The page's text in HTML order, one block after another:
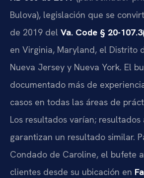
Bulova), legislación que se
de 2019 del Va. Code § 20-
en Virginia, Maryland, el Distrito
Nueva Jersey y Nueva York. El
documentado más de
casos en todas las áreas de
Los resultados varían;
garantizan un resultado similar.
Condado de Caroline, el bufete
clientes desde su ubicación en